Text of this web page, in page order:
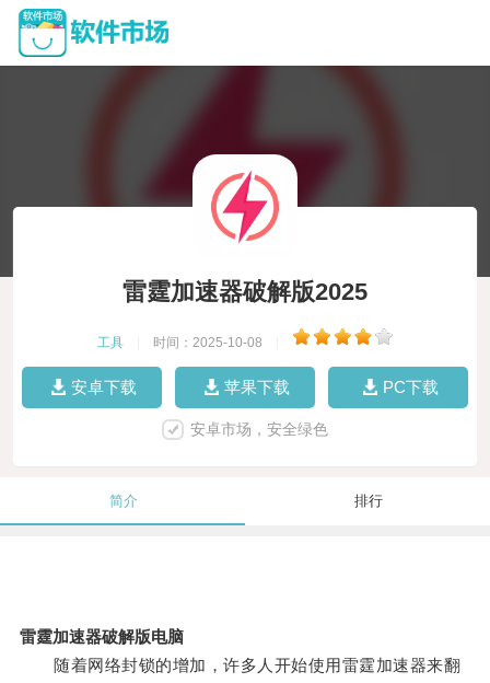
雷霆加速器破解版2025
工具 时间：2025-10-08
安卓下载 苹果下载 PC下载
安卓市场，安全绿色
简介 排行
雷霆加速器破解版电脑
随着网络封锁的增加，许多人开始使用雷霆加速器来翻